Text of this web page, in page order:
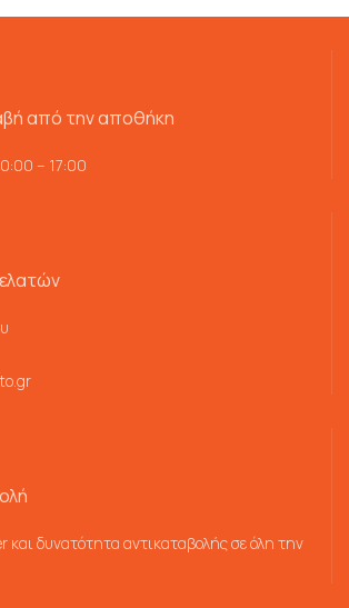
από την αποθήκη
– 17:00
δυνατότητα αντικαταβολής σε όλη την